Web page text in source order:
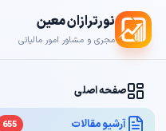
نورترازان معین
مجری و مشاور امور مالیاتی
صفحه اصلی
آرشیو مقالات 655